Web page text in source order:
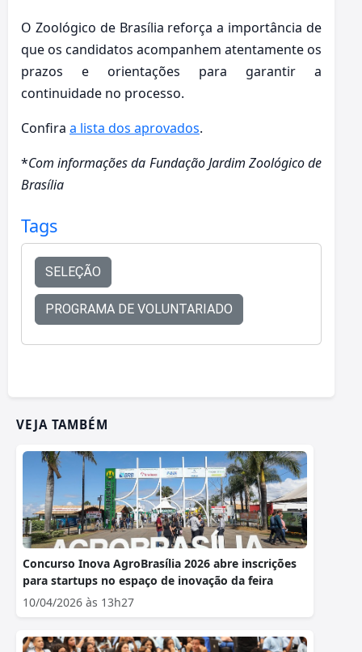
O Zoológico de Brasília reforça a importância de
que os candidatos acompanhem atentamente os
prazos e orientações para garantir a
continuidade no processo.
Confira a lista dos aprovados.
*Com informações da Fundação Jardim Zoológico de
Brasília
Tags
SELEÇÃO
PROGRAMA DE VOLUNTARIADO
VEJA TAMBÉM
Concurso Inova AgroBrasília 2026 abre inscrições
para startups no espaço de inovação da feira
10/04/2026 às 13h27